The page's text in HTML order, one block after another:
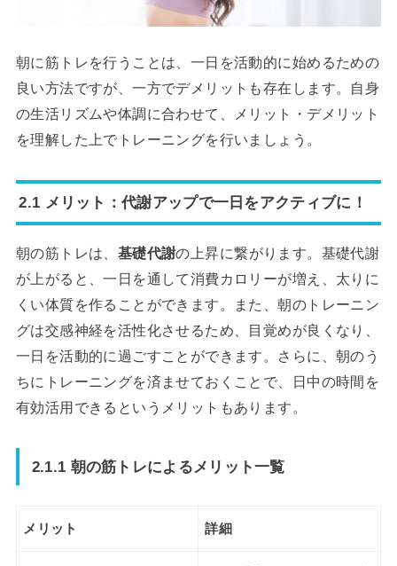
朝に筋トレを行うことは、一日を活動的に始めるための
良い方法ですが、一方でデメリットも存在します。自身
の生活リズムや体調に合わせて、メリット・デメリット
を理解した上でトレーニングを行いましょう。
2.1 メリット：代謝アップで一日をアクティブに！
朝の筋トレは、 基礎代謝の上昇に繋がります。基礎代謝
が上がると、一日を通して消費カロリーが増え、太りに
くい体質を作ることができます。また、朝のトレーニン
グは交感神経を活性化させるため、目覚めが良くなり、
一日を活動的に過ごすことができます。さらに、朝のう
ちにトレーニングを済ませておくことで、日中の時間を
有効活用できるというメリットもあります。
2.1.1 朝の筋トレによるメリット一覧
メリット 詳細